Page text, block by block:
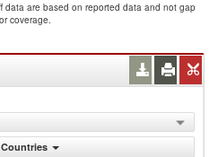
data are based on reported data and not gap
coverage.